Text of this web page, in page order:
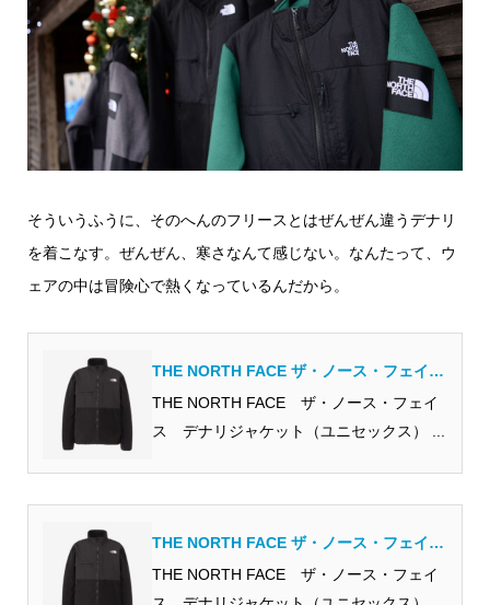
そういうふうに、そのへんのフリースとはぜんぜん違うデナリ
を着こなす。ぜんぜん、寒さなんて感じない。なんたって、ウ
ェアの中は冒険心で熱くなっているんだから。
THE NORTH FACE ザ・ノース・フェイ
ス デナリジャケット（ユニセックス）
ケット
THE NORTH FACE ザ・ノース・フェイ
ス デナリジャケット（ユニセックス） ...
THE NORTH FACE ザ・ノース・フェイ
ス デナリジャケット（ユニセックス）
THE NORTH FACE ザ・ノース・フェイ